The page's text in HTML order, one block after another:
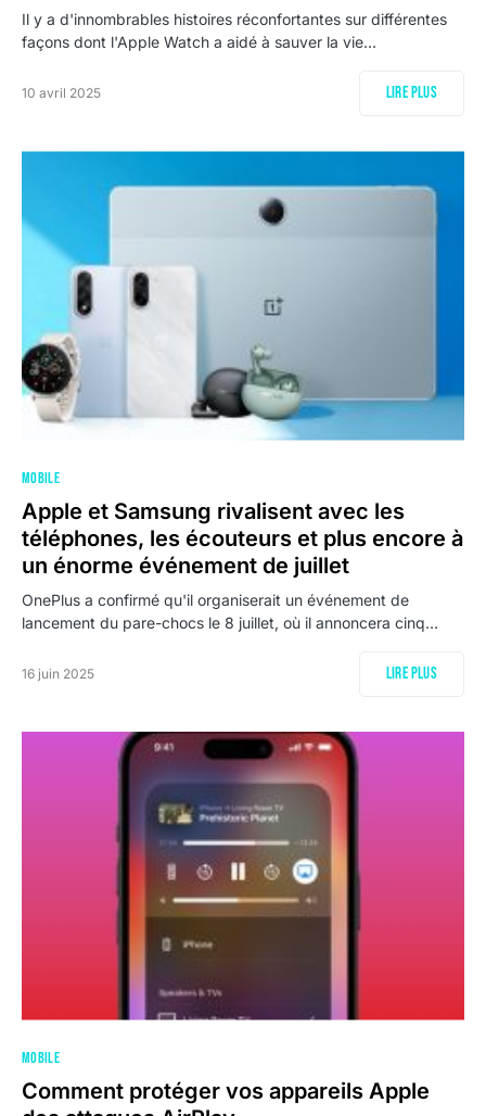
Il y a d'innombrables histoires réconfortantes sur différentes
façons dont l'Apple Watch a aidé à sauver la vie…
10 avril 2025 Lire plus
MOBILE
Apple et Samsung rivalisent avec les
téléphones, les écouteurs et plus encore à
un énorme événement de juillet
OnePlus a confirmé qu'il organiserait un événement de
lancement du pare-chocs le 8 juillet, où il annoncera cinq…
16 juin 2025 Lire plus
MOBILE
Comment protéger vos appareils Apple